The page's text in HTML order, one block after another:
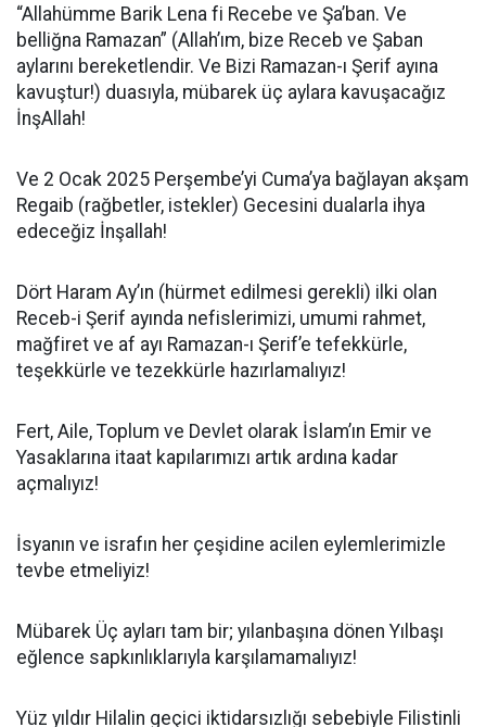
“Allahümme Barik Lena fi Recebe ve Şa’ban. Ve
belliğna Ramazan” (Allah’ım, bize Receb ve Şaban
aylarını bereketlendir. Ve Bizi Ramazan-ı Şerif ayına
kavuştur!) duasıyla, mübarek üç aylara kavuşacağız
İnşAllah!
Ve 2 Ocak 2025 Perşembe’yi Cuma’ya bağlayan akşam
Regaib (rağbetler, istekler) Gecesini dualarla ihya
edeceğiz İnşallah!
Dört Haram Ay’ın (hürmet edilmesi gerekli) ilki olan
Receb-i Şerif ayında nefislerimizi, umumi rahmet,
mağfiret ve af ayı Ramazan-ı Şerif’e tefekkürle,
teşekkürle ve tezekkürle hazırlamalıyız!
Fert, Aile, Toplum ve Devlet olarak İslam’ın Emir ve
Yasaklarına itaat kapılarımızı artık ardına kadar
açmalıyız!
İsyanın ve israfın her çeşidine acilen eylemlerimizle
tevbe etmeliyiz!
Mübarek Üç ayları tam bir; yılanbaşına dönen Yılbaşı
eğlence sapkınlıklarıyla karşılamamalıyız!
Yüz yıldır Hilalin geçici iktidarsızlığı sebebiyle Filistinli